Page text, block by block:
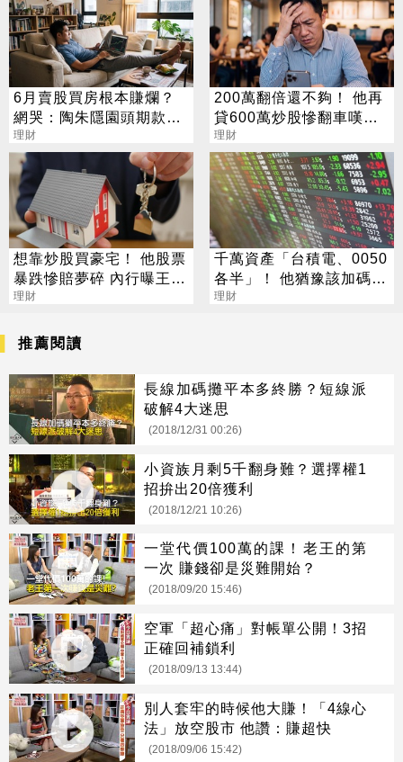
6月賣股買房根本賺爛？
網哭：陶朱隱園頭期款已
賠光
理財
200萬翻倍還不夠！ 他再
貸600萬炒股慘翻車嘆：
拜紫南宮也沒用
理財
想靠炒股買豪宅！ 他股票
暴跌慘賠夢碎 內行曝王道
策略
理財
千萬資產「台積電、0050
各半」！ 他猶豫該加碼誰
網推這檔：費用更低
理財
推薦閱讀
長線加碼攤平本多終勝？短線派
破解4大迷思
(2018/12/31 00:26)
小資族月剩5千翻身難？選擇權1
招拚出20倍獲利
(2018/12/21 10:26)
一堂代價100萬的課！老王的第
一次 賺錢卻是災難開始？
(2018/09/20 15:46)
空軍「超心痛」對帳單公開！3招
正確回補鎖利
(2018/09/13 13:44)
別人套牢的時候他大賺！「4線心
法」放空股市 他讚：賺超快
(2018/09/06 15:42)